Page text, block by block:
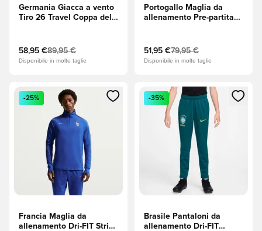
Germania Giacca a vento
Tiro 26 Travel Coppa del
58,95 €89,95 €
Disponibile in molte taglie
Portogallo Maglia da
allenamento Pre-partita
Red/Laguna verde
51,95 €79,95 €
Disponibile in molte taglie
Apre una finestra modale per accedere o registrarsi come
-25%
Francia Maglia da
allenamento Dri-FIT Strike
Apre una finestra modale
-35%
Brasile Pantaloni da
allenamento Dri-FIT